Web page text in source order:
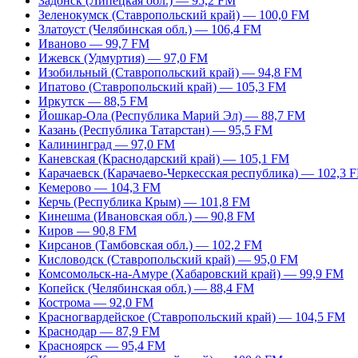
Зеленокумск (Ставропольский край) — 100,0 FM
Златоуст (Челябинская обл.) — 106,4 FM
Иваново — 99,7 FM
Ижевск (Удмуртия) — 97,0 FM
Изобильный (Ставропольский край) — 94,8 FM
Ипатово (Ставропольский край) — 105,3 FM
Иркутск — 88,5 FM
Йошкар-Ола (Республика Марий Эл) — 88,7 FM
Казань (Республика Татарстан) — 95,5 FM
Калининград — 97,0 FM
Каневская (Краснодарский край) — 105,1 FM
Карачаевск (Карачаево-Черкесская республика) — 102,3
Кемерово — 104,3 FM
Керчь (Республика Крым) — 101,8 FM
Кинешма (Ивановская обл.) — 90,8 FM
Киров — 90,8 FM
Кирсанов (Тамбовская обл.) — 102,2 FM
Кисловодск (Ставропольский край) — 95,0 FM
Комсомольск-на-Амуре (Хабаровский край) — 99,9 FM
Копейск (Челябинская обл.) — 88,4 FM
Кострома — 92,0 FM
Красногвардейское (Ставропольский край) — 104,5 FM
Краснодар — 87,9 FM
Красноярск — 95,4 FM